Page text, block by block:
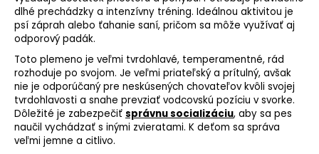
dlhé prechádzky a intenzívny tréning. Ideálnou aktivitou je
psí záprah alebo ťahanie saní, pričom sa môže využívať aj
odporový padák.
Toto plemeno je veľmi tvrdohlavé, temperamentné, rád
rozhoduje po svojom. Je veľmi priateľský a prítulný, avšak
nie je odporúčaný pre neskúsených chovateľov kvôli svojej
tvrdohlavosti a snahe prevziať vodcovskú pozíciu v svorke.
Dôležité je zabezpečiť správnu socializáciu, aby sa pes
naučil vychádzať s inými zvieratami. K deťom sa správa
veľmi jemne a citlivo.